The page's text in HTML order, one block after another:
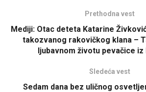
Prethodna vest
Mediji: Otac deteta Katarine
takozvanog rakovičkog klana –
ljubavnom životu pevačice
Sledeća vest
Sedam dana bez uličnog